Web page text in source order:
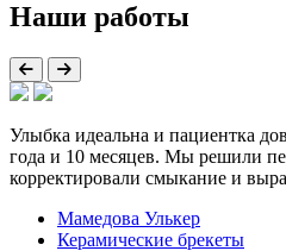
Наши работы
Улыбка идеальна и пациентка
года и 10 месяцев. Мы решили
корректировали смыкание и
Мамедова Улькер
Керамические брекеты